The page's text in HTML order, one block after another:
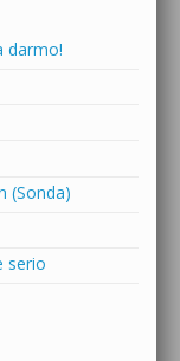
darmo!
(Sonda)
serio